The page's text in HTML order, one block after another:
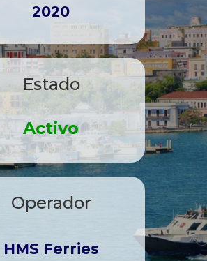
2020
Estado
Activo
Operador
HMS Ferries